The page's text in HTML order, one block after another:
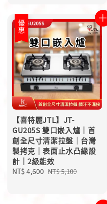
優惠
【喜特麗JTL】JT-
GU205S 雙口嵌入爐｜首
創全尺寸清潔拉盤｜台灣
製拷克｜表面止水凸緣設
計｜2級能效
Sale
NT$ 4,600 Regular
NT$ 5,100